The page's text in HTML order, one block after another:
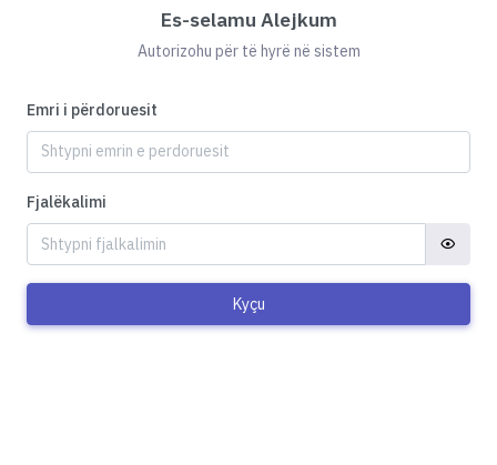
Es-selamu Alejkum
Autorizohu për të hyrë në sistem
Emri i përdoruesit
Fjalëkalimi
Kyçu